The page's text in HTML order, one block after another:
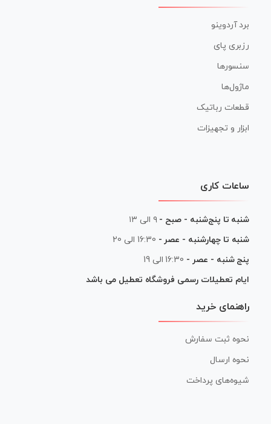
برد آردوینو
رزبری پای
سنسورها
ماژول‌ها
قطعات رباتیک
ابزار و تجهیزات
ساعات کاری
شنبه تا پنج‌شنبه - صبح - ۹ الی ۱۳
شنبه تا چهارشنبه - عصر - 16:30 الی 20
پنج شنبه - عصر - 16:30 الی 19
ایام تعطیلات رسمی فروشگاه تعطیل می باشد
راهنمای خرید
نحوه ثبت سفارش
نحوه ارسال
شیوه‌های پرداخت